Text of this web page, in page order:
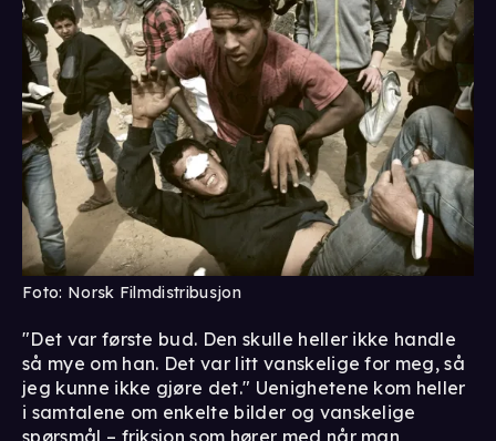
Foto: Norsk Filmdistribusjon
"Det var første bud. Den skulle heller ikke handle
så mye om han. Det var litt vanskelige for meg, så
jeg kunne ikke gjøre det." Uenighetene kom heller
i samtalene om enkelte bilder og vanskelige